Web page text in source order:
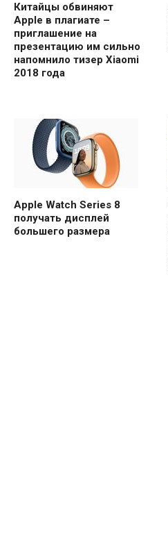
Китайцы обвиняют
Apple в плагиате –
приглашение на
презентацию им сильно
напомнило тизер Xiaomi
2018 года
Apple Watch Series 8
получать дисплей
большего размера